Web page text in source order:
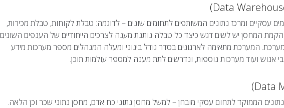
עסקיים ומרכז נתונים המשותפים לתחומים שונים – לדוגמה: טבלת לקוחות, טבלת מכירות,
המחסן יש לשים דגש כיצד כל טבלה נותנת מענה לצרכים הייחודיים של הענפים השונים
המערכת מתאימה לארגונים בסדר גודל בינוני ומעלה המנהלים מספר מערכות מידע
הממוקד לתחום עסקי מובחן – למשל מחסן נתוני כח אדם, מחסן נתוני שכר וכן הלאה.